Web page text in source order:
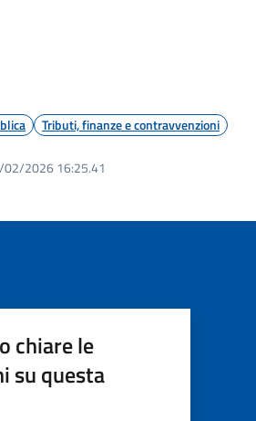
Tributi, finanze e contravvenzioni
2026 16:25.41
chiare le
su questa